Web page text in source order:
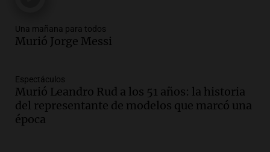
Audio.Ley de Propiedad Privada: el revés
en el Congreso expuso una debilidad
Episodios
Audio.Casabindo se prepara para una
celebración única: 30.000 turistas y el
Una mañana para todos
Murió Jorge Messi
Espectáculos
Murió Leandro Rud a los 51 años: la historia
del representante de modelos que marcó una
época